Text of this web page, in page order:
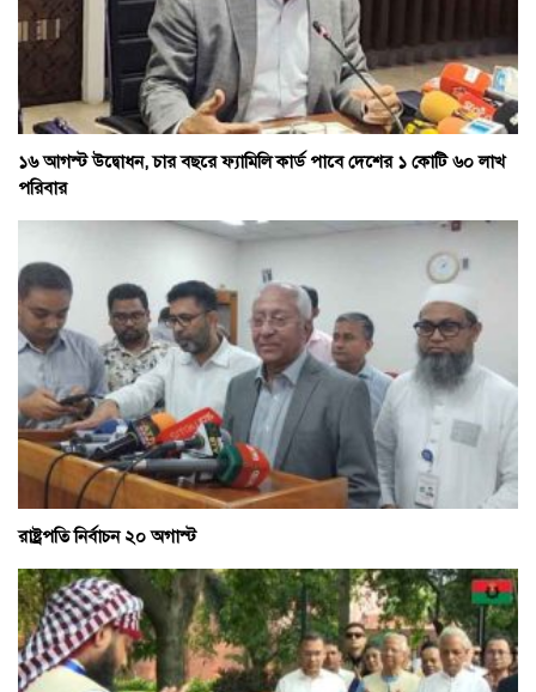
১৬ আগস্ট উদ্বোধন, চার বছরে ফ্যামিলি কার্ড পাবে দেশের ১ কোটি ৬০ লাখ
পরিবার
রাষ্ট্রপতি নির্বাচন ২০ অগাস্ট